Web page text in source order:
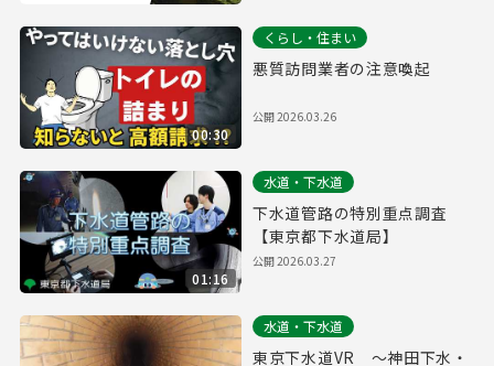
00:30
くらし・住まい
悪質訪問業者の注意喚起
公開2026.03.26
01:16
水道・下水道
下水道管路の特別重点調査
【東京都下水道局】
公開2026.03.27
水道・下水道
東京下水道VR ～神田下水・